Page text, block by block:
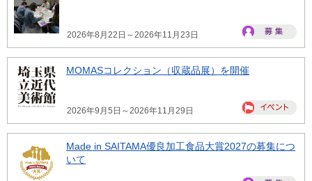
2026年8月22日～2026年11月23日
MOMASコレクション（収蔵品展）を開催
2026年9月5日～2026年11月29日
Made in SAITAMA優良加工食品大賞2027の募集につ
いて